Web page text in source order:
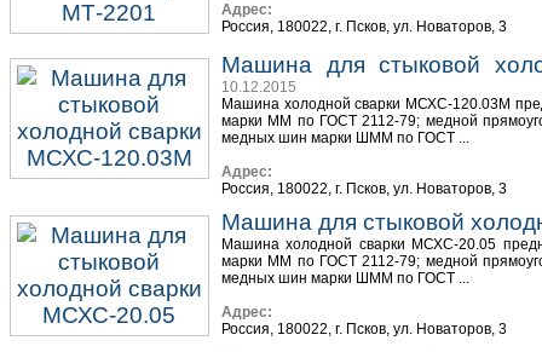
Адрес:
Россия, 180022, г. Псков, ул. Новаторов, 3
Машина для стыковой
10.12.2015
Машина холодной сварки МСХС-120.03М
марки ММ по ГОСТ 2112-79; медной
медных шин марки ШММ по ГОСТ ...
Адрес:
Россия, 180022, г. Псков, ул. Новаторов, 3
Машина для стыковой
Машина холодной сварки МСХС-20.05
марки ММ по ГОСТ 2112-79; медной
медных шин марки ШММ по ГОСТ ...
Адрес:
Россия, 180022, г. Псков, ул. Новаторов, 3